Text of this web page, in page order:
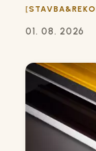
01. 08. 2026